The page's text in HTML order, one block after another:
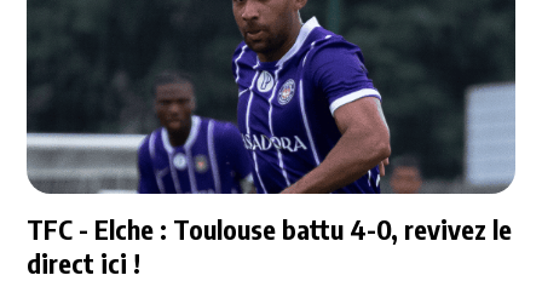
TFC - Elche : Toulouse battu 4-0, revivez le
direct ici !